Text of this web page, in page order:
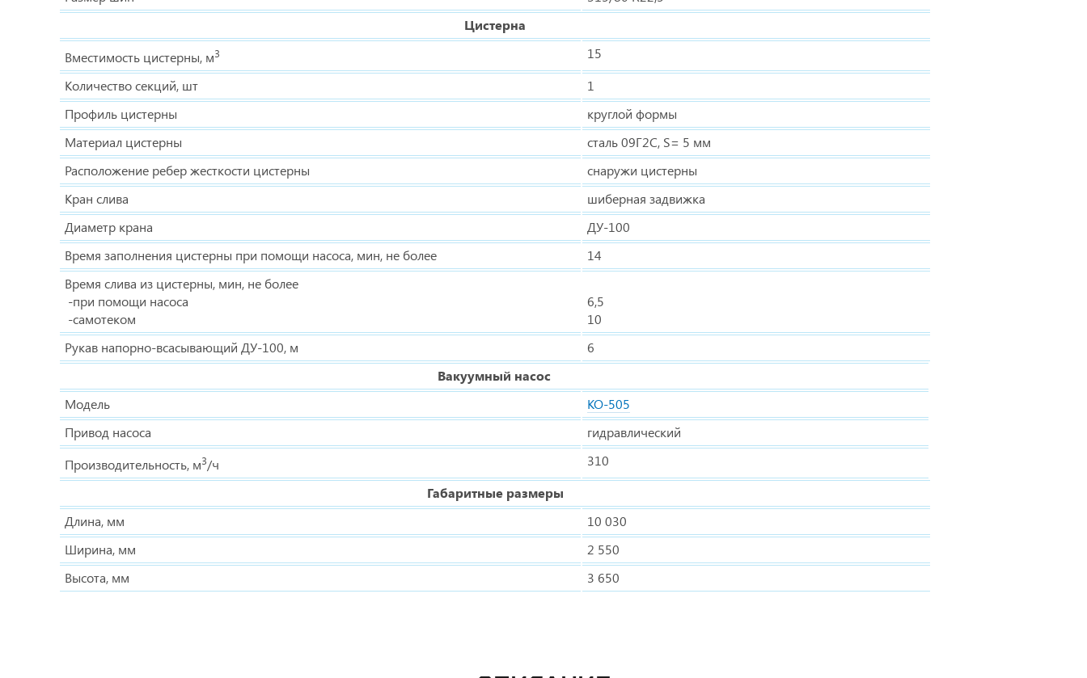
Цистерна
Вместимость цистерны, м3
15
Количество секций, шт
1
Профиль цистерны
круглой формы
Материал цистерны
сталь 09Г2С, S= 5 мм
Расположение ребер жесткости цистерны
снаружи цистерны
Кран слива
шиберная задвижка
Диаметр крана
ДУ-100
Время заполнения цистерны при помощи насоса, мин, не более
14
Время слива из цистерны, мин, не более
-при помощи насоса
-самотеком
6,5
10
Рукав напорно-всасывающий ДУ-100, м
6
Вакуумный насос
Модель
КО-505
Привод насоса
гидравлический
Производительность, м3/ч
310
Габаритные размеры
Длина, мм
10 030
Ширина, мм
2 550
Высота, мм
3 650